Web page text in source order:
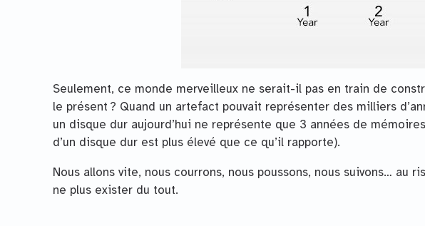
Seulement, ce monde merveilleux ne serait-il pas en train de
le présent ? Quand un artefact pouvait représenter des milliers
un disque dur aujourd’hui ne représente que 3 années de
d’un disque dur est plus élevé que ce qu’il rapporte).
Nous allons vite, nous courrons, nous poussons, nous suivons… au
ne plus exister du tout.